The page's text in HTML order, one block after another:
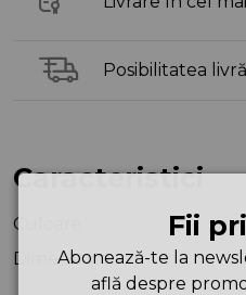
Posibilitatea
Caracteristici
Culoare
Dimensiuni
Fii
Abonează-te la
află despre